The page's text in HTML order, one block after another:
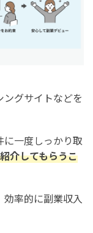
グサイトなどを
に一度しっかり取
介してもらうこ
率的に副業収入